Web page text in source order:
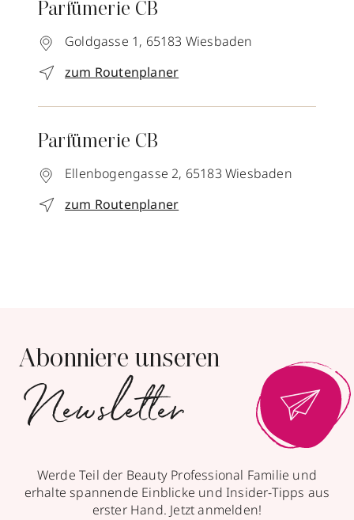
Parfümerie CB
Goldgasse 1, 65183 Wiesbaden
zum Routenplaner
Parfümerie CB
Ellenbogengasse 2, 65183 Wiesbaden
zum Routenplaner
Abonniere unseren
Newsletter
Werde Teil der Beauty Professional Familie und
erhalte spannende Einblicke und Insider-Tipps aus
erster Hand. Jetzt anmelden!